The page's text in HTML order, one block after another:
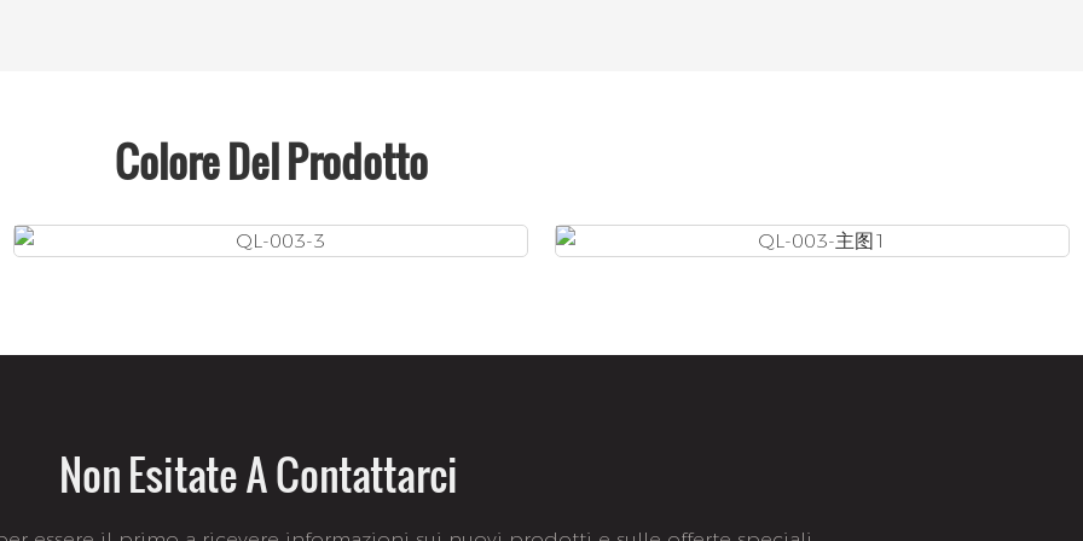
Colore Del Prodotto
Non Esitate A Contattarci